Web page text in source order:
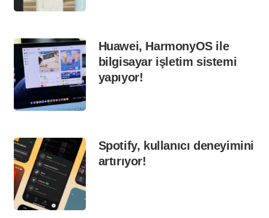
Huawei, HarmonyOS ile
bilgisayar işletim sistemi
yapıyor!
Spotify, kullanıcı deneyimini
artırıyor!